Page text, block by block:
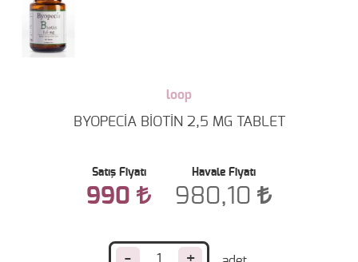
loop
BYOPECİA BİOTİN 2,5 MG TABLET
Satış Fiyatı
990
Havale Fiyatı
980,10